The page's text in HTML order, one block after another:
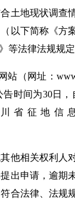
土地现状调查
以下简称《方
等法律法规规定
（网址：
时间为30日，
省征地信
他相关权利人
出申请，逾期
合法律、法规